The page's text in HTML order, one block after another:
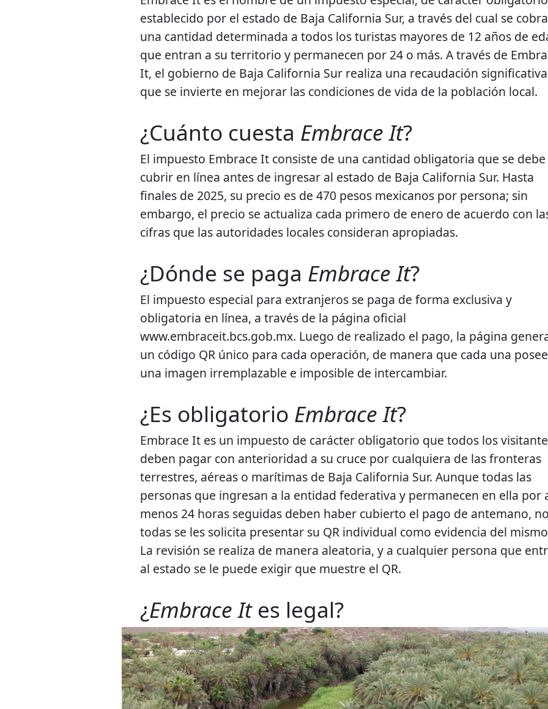
establecido por el estado de Baja California Sur, a través del cual se cobra
una cantidad determinada a todos los turistas mayores de 12 años de
que entran a su territorio y permanecen por 24 o más. A través de
It, el gobierno de Baja California Sur realiza una recaudación significativa
que se invierte en mejorar las condiciones de vida de la población local.
¿Cuánto cuesta Embrace It?
El impuesto Embrace It consiste de una cantidad obligatoria que se debe
cubrir en línea antes de ingresar al estado de Baja California Sur. Hasta
finales de 2025, su precio es de 470 pesos mexicanos por persona; sin
embargo, el precio se actualiza cada primero de enero de acuerdo con
cifras que las autoridades locales consideran apropiadas.
¿Dónde se paga Embrace It?
El impuesto especial para extranjeros se paga de forma exclusiva y
obligatoria en línea, a través de la página oficial
www.embraceit.bcs.gob.mx. Luego de realizado el pago, la página
un código QR único para cada operación, de manera que cada una posee
una imagen irremplazable e imposible de intercambiar.
¿Es obligatorio Embrace It?
Embrace It es un impuesto de carácter obligatorio que todos los
deben pagar con anterioridad a su cruce por cualquiera de las fronteras
terrestres, aéreas o marítimas de Baja California Sur. Aunque todas las
personas que ingresan a la entidad federativa y permanecen en ella por
menos 24 horas seguidas deben haber cubierto el pago de antemano,
todas se les solicita presentar su QR individual como evidencia del
La revisión se realiza de manera aleatoria, y a cualquier persona que
al estado se le puede exigir que muestre el QR.
¿Embrace It es legal?